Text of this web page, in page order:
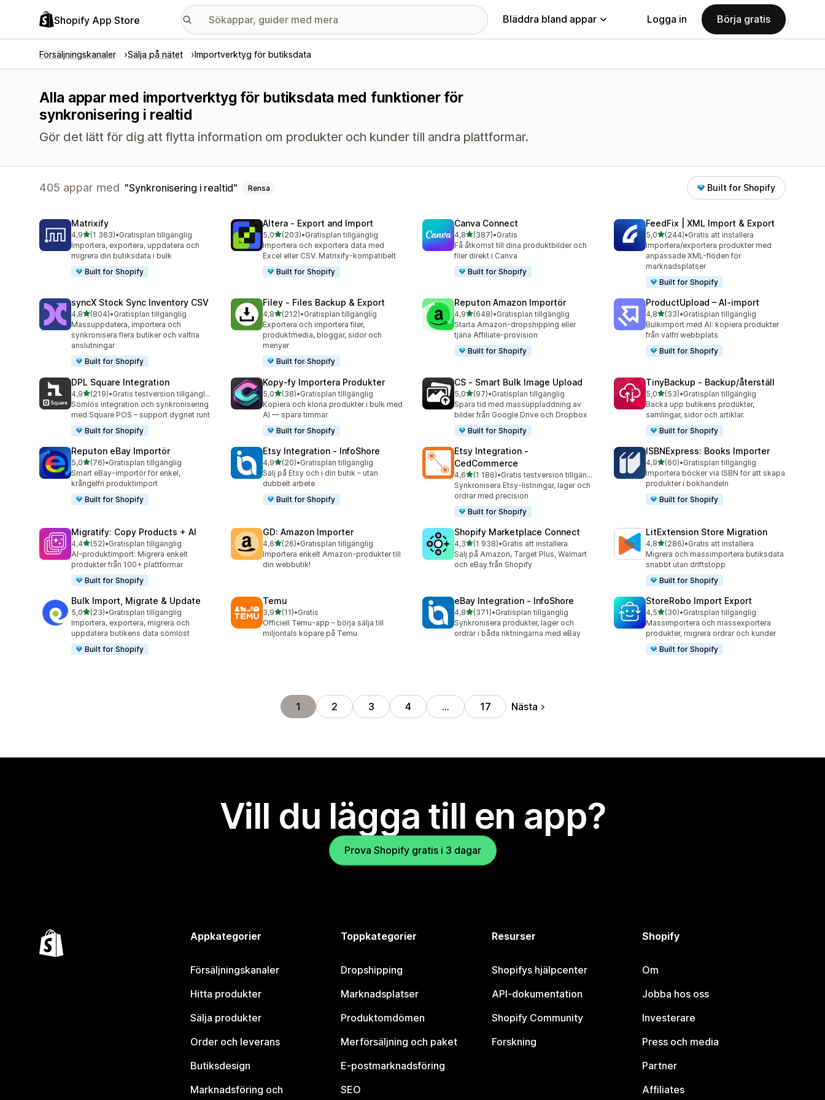
Shopify App Store Bläddra bland appar Logga in Börja gratis
Försäljningskanaler Sälja på nätet Importverktyg för butiksdata
Alla appar med importverktyg för butiksdata med funktioner för
synkronisering i realtid
Gör det lätt för dig att flytta information om produkter och kunder till andra plattformar.
405 appar med Synkronisering i realtid Rensa Built for Shopify
Matrixify
4,9av 5 stjärnor
(1 363)
1363 recensioner totalt
•Gratisplan tillgänglig
Importera, exportera, uppdatera och
migrera din butiksdata i bulk
Built for Shopify
Altera ‑ Export and Import
5,0av 5 stjärnor
(203)
203 recensioner totalt
•Gratisplan tillgänglig
Importera och exportera data med
Excel eller CSV. Matrixify-kompatibelt
Built for Shopify
Canva Connect
4,8av 5 stjärnor
(387)
387 recensioner totalt
•Gratis
Få åtkomst till dina produktbilder och
filer direkt i Canva
Built for Shopify
FeedFix | XML Import & Export
5,0av 5 stjärnor
(244)
244 recensioner totalt
•Gratis att installera
Importera/exportera produkter med
anpassade XML-flöden för
marknadsplatser
Built for Shopify
syncX Stock Sync Inventory CSV
4,8av 5 stjärnor
(804)
804 recensioner totalt
•Gratisplan tillgänglig
Massuppdatera, importera och
synkronisera flera butiker och valfria
anslutningar
Built for Shopify
Filey ‑ Files Backup & Export
4,8av 5 stjärnor
(212)
212 recensioner totalt
•Gratisplan tillgänglig
Exportera och importera filer,
produktmedia, bloggar, sidor och
menyer
Built for Shopify
Reputon Amazon Importör
4,9av 5 stjärnor
(648)
648 recensioner totalt
•Gratisplan tillgänglig
Starta Amazon-dropshipping eller
tjäna Affiliate-provision
Built for Shopify
ProductUpload – AI‑import
4,8av 5 stjärnor
(33)
33 recensioner totalt
•Gratisplan tillgänglig
Bulkimport med AI: kopiera produkter
från valfri webbplats
Built for Shopify
DPL Square Integration
4,9av 5 stjärnor
(219)
219 recensioner totalt
•
Gratis testversion tillgänglig
Sömlös integration och synkronisering
med Square POS – support dygnet runt
Built for Shopify
Kopy‑fy Importera Produkter
5,0av 5 stjärnor
(38)
38 recensioner totalt
•Gratisplan tillgänglig
Kopiera och klona produkter i bulk med
AI — spara timmar
Built for Shopify
CS ‑ Smart Bulk Image Upload
5,0av 5 stjärnor
(97)
97 recensioner totalt
•Gratisplan tillgänglig
Spara tid med massuppladdning av
bilder från Google Drive och Dropbox
Built for Shopify
TinyBackup ‑ Backup/återställ
5,0av 5 stjärnor
(53)
53 recensioner totalt
•Gratisplan tillgänglig
Backa upp butikens produkter,
samlingar, sidor och artiklar.
Built for Shopify
Reputon eBay Importör
5,0av 5 stjärnor
(76)
76 recensioner totalt
•Gratisplan tillgänglig
Smart eBay-importör för enkel,
krångelfri produktimport
Built for Shopify
Etsy Integration ‑ InfoShore
4,9av 5 stjärnor
(20)
20 recensioner totalt
•Gratisplan tillgänglig
Sälj på Etsy och i din butik – utan
dubbelt arbete
Built for Shopify
Etsy Integration ‑
CedCommerce
4,6av 5 stjärnor
(1 186)
1186 recensioner totalt
•
Gratis testversion tillgänglig
Synkronisera Etsy-listningar, lager och
ordrar med precision
Built for Shopify
ISBNExpress: Books Importer
4,9av 5 stjärnor
(60)
60 recensioner totalt
•Gratisplan tillgänglig
Importera böcker via ISBN för att skapa
produkter i bokhandeln
Built for Shopify
Migratify: Copy Products + AI
4,4av 5 stjärnor
(52)
52 recensioner totalt
•Gratisplan tillgänglig
AI-produktimport: Migrera enkelt
produkter från 100+ plattformar
Built for Shopify
GD: Amazon Importer
4,6av 5 stjärnor
(26)
26 recensioner totalt
•Gratisplan tillgänglig
Importera enkelt Amazon-produkter till
din webbutik!
Shopify Marketplace Connect
4,3av 5 stjärnor
(1 938)
1938 recensioner totalt
•Gratis att installera
Sälj på Amazon, Target Plus, Walmart
och eBay från Shopify
LitExtension Store Migration
4,8av 5 stjärnor
(286)
286 recensioner totalt
•Gratis att installera
Migrera och massimportera butiksdata
snabbt utan driftstopp
Built for Shopify
Bulk Import, Migrate & Update
5,0av 5 stjärnor
(23)
23 recensioner totalt
•Gratisplan tillgänglig
Importera, exportera, migrera och
uppdatera butikens data sömlöst
Built for Shopify
Temu
3,9av 5 stjärnor
(11)
11 recensioner totalt
•Gratis
Officiell Temu-app – börja sälja till
miljontals köpare på Temu
eBay Integration ‑ InfoShore
4,8av 5 stjärnor
(371)
371 recensioner totalt
•Gratisplan tillgänglig
Synkronisera produkter, lager och
ordrar i båda riktningarna med eBay
StoreRobo Import Export
4,5av 5 stjärnor
(30)
30 recensioner totalt
•Gratisplan tillgänglig
Massimportera och massexportera
produkter, migrera ordrar och kunder
Built for Shopify
1 2 3 4 … 17 Nästa
Vill du lägga till en app?
Prova Shopify gratis i 3 dagar
Appkategorier
Försäljningskanaler
Hitta produkter
Sälja produkter
Order och leverans
Butiksdesign
Marknadsföring och
Toppkategorier
Dropshipping
Marknadsplatser
Produktomdömen
Merförsäljning och paket
E-postmarknadsföring
SEO
Resurser
Shopifys hjälpcenter
API-dokumentation
Shopify Community
Forskning
Shopify
Om
Jobba hos oss
Investerare
Press och media
Partner
Affiliates